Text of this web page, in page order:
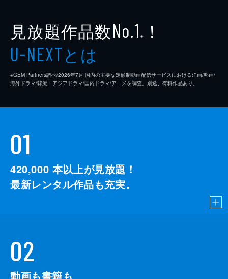
見放題作品数No.1 ※ ！
U-NEXTとは
※GEM Partners調べ/2026年7⽉ 国内の主要な定額制動画配信サービスにおける洋画/邦画/
海外ドラマ/韓流・アジアドラマ/国内ドラマ/アニメを調査。別途、有料作品あり。
01
420,000 本以上が見放題！
最新レンタル作品も充実。
02
動画も書籍も